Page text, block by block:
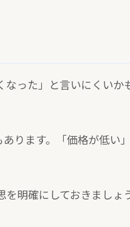
った」と言いにくいか
ります。「価格が低い」
明確にしておきましょ